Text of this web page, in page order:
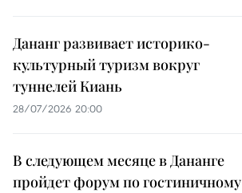
Дананг развивает историко-
культурный туризм вокруг
туннелей Киань
28/07/2026 20:00
В следующем месяце в Дананге
пройдет форум по гостиничному